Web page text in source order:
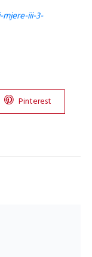
iii-3-
Pinterest